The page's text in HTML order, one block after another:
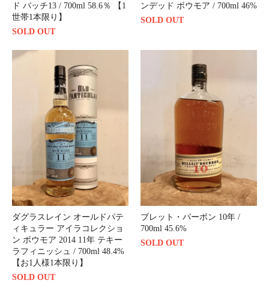
ド バッチ13 / 700ml 58.6％ 【1
世帯1本限り】
SOLD OUT
ンデッド ボウモア / 700ml 46%
SOLD OUT
ダグラスレイン オールドパテ
ィキュラー アイラコレクショ
ン ボウモア 2014 11年 テキー
ラフィニッシュ / 700ml 48.4%
【お1人様1本限り】
SOLD OUT
ブレット・バーボン 10年 /
700ml 45.6%
SOLD OUT